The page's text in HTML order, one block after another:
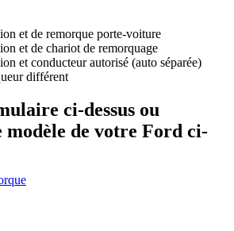
et de remorque porte-voiture
et de chariot de remorquage
et conducteur autorisé (auto séparée)
différent
ci-dessus ou
modèle de votre Ford ci-